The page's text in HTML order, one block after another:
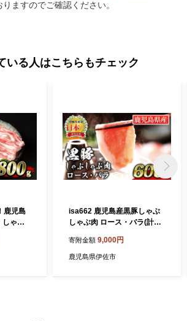
ますのでご確認ください。
いる人はこちらもチェック
鹿児島
しゃぶ
豚肉
小分
isa662 鹿児島産黒豚しゃぶ
しゃぶ肉 ロース・バラ(計60
州産 豚 豚肉 黒豚 ロース バ
ラ すき焼き しゃぶしゃぶ 冷
寄附金額 9,000円
鹿児島県伊佐市